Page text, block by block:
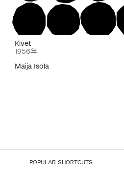
Kivet
1956年
Maija Isola
POPULAR SHORTCUTS